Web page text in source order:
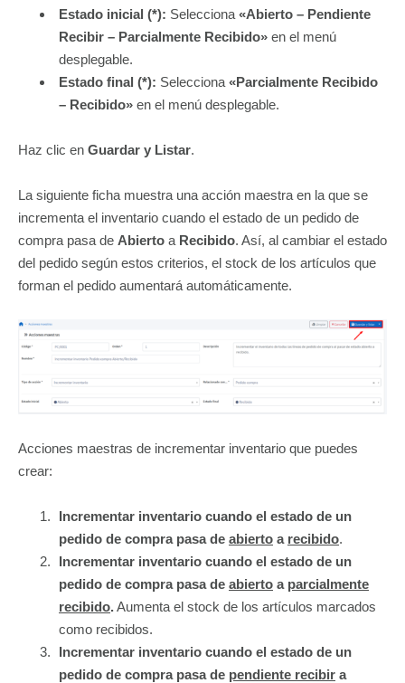
Estado inicial (*): Selecciona «Abierto – Pendiente
Recibir – Parcialmente Recibido» en el menú
desplegable.
Estado final (*): Selecciona «Parcialmente Recibido
– Recibido» en el menú desplegable.
Haz clic en Guardar y Listar.
La siguiente ficha muestra una acción maestra en la que se
incrementa el inventario cuando el estado de un pedido de
compra pasa de Abierto a Recibido. Así, al cambiar el estado
del pedido según estos criterios, el stock de los artículos que
forman el pedido aumentará automáticamente.
Acciones maestras de incrementar inventario que puedes
crear:
Incrementar inventario cuando el estado de un
pedido de compra pasa de abierto a recibido.
Incrementar inventario cuando el estado de un
pedido de compra pasa de abierto a parcialmente
recibido.Aumenta el stock de los artículos marcados
como recibidos.
Incrementar inventario cuando el estado de un
pedido de compra pasa de pendiente recibir a